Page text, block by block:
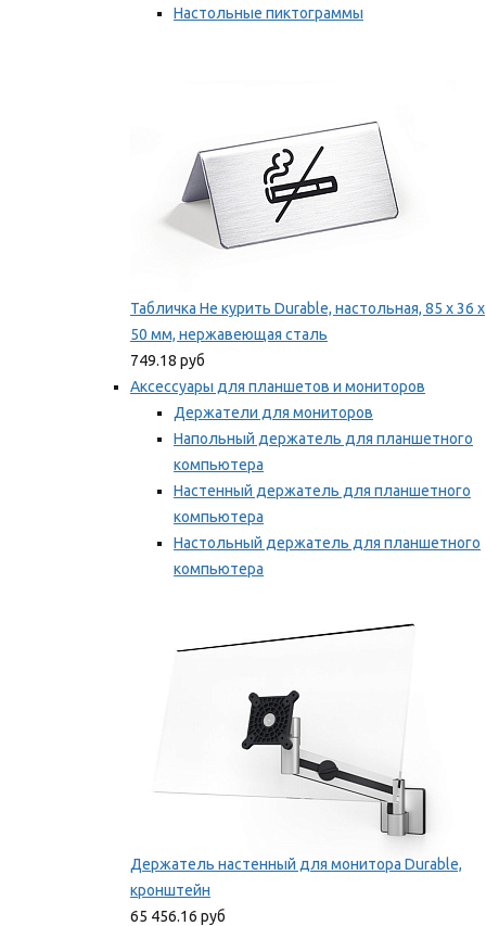
Настольные пиктограммы
Табличка Не курить Durable, настольная, 85 x 36 x
50 мм, нержавеющая сталь
749.18 руб
Аксессуары для планшетов и мониторов
Держатели для мониторов
Напольный держатель для планшетного
компьютера
Настенный держатель для планшетного
компьютера
Настольный держатель для планшетного
компьютера
Держатель настенный для монитора Durable,
кронштейн
65 456.16 руб